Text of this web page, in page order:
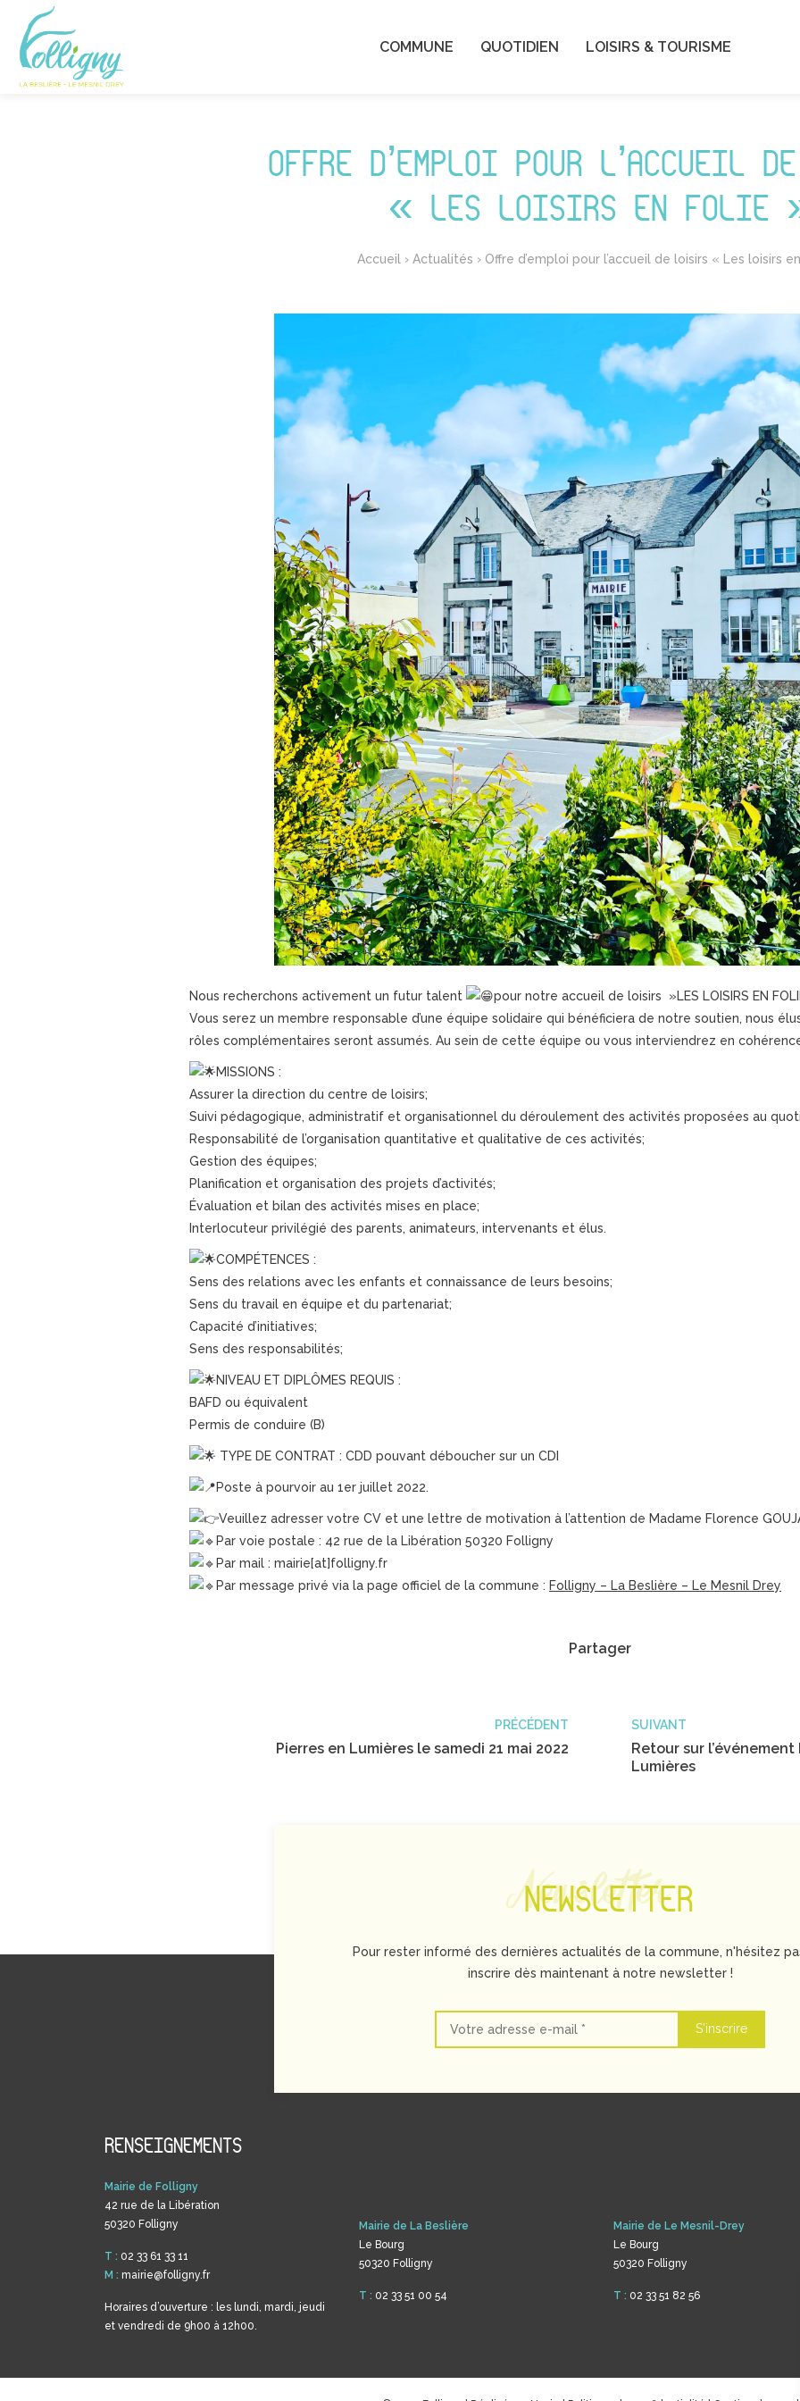
COMMUNE QUOTIDIEN LOISIRS & TOURISME
OFFRE D’EMPLOI POUR L’ACCUEIL
« LES LOISIRS EN FOLIE
Accueil › Actualités › Offre d’emploi pour l’accueil de loisirs « Les loisirs
Nous recherchons activement un futur talent
pour notre accueil de loisirs »LES LOISIRS EN
Vous serez un membre responsable d’une équipe solidaire qui bénéficiera de notre soutien, nous
rôles complémentaires seront assumés. Au sein de cette équipe ou vous interviendrez en
MISSIONS :
Assurer la direction du centre de loisirs;
Suivi pédagogique, administratif et organisationnel du déroulement des activités proposées au
Responsabilité de l’organisation quantitative et qualitative de ces activités;
Gestion des équipes;
Planification et organisation des projets d’activités;
Évaluation et bilan des activités mises en place;
Interlocuteur privilégié des parents, animateurs, intervenants et élus.
COMPÉTENCES :
Sens des relations avec les enfants et connaissance de leurs besoins;
Sens du travail en équipe et du partenariat;
Capacité d’initiatives;
Sens des responsabilités;
NIVEAU ET DIPLÔMES REQUIS :
BAFD ou équivalent
Permis de conduire (B)
TYPE DE CONTRAT : CDD pouvant déboucher sur un CDI
Poste à pourvoir au 1er juillet 2022.
Veuillez adresser votre CV et une lettre de motivation à l’attention de Madame Florence
Par voie postale : 42 rue de la Libération 50320 Folligny
Par mail : mairie[at]folligny.fr
Par message privé via la page officiel de la commune : Folligny – La Beslière – Le Mesnil Drey
Partager
PRÉCÉDENT
Pierres en Lumières le samedi 21 mai 2022
SUIVANT
Retour sur l’événement
Lumières
Newsletter
NEWSLETTER
Pour rester informé des dernières actualités de la commune, n'hésitez
inscrire dès maintenant à notre newsletter !
RENSEIGNEMENTS
Mairie de Folligny
42 rue de la Libération
50320 Folligny
T : 02 33 61 33 11
M : mairie@folligny.fr
Horaires d’ouverture : les lundi, mardi, jeudi
et vendredi de 9h00 à 12h00.
Mairie de La Beslière
Le Bourg
50320 Folligny
T : 02 33 51 00 54
Mairie de Le Mesnil-Drey
Le Bourg
50320 Folligny
T : 02 33 51 82 56